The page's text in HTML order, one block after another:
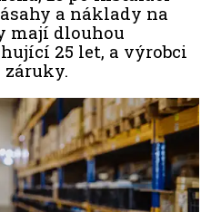
a náklady na
mají dlouhou
25 let, a výrobci